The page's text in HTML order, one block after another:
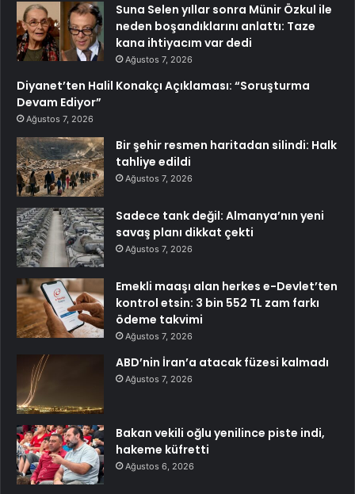
Suna Selen yıllar sonra Münir Özkul ile
neden boşandıklarını anlattı: Taze
kana ihtiyacım var dedi
Ağustos 7, 2026
Diyanet’ten Halil Konakçı Açıklaması: “Soruşturma
Devam Ediyor”
Ağustos 7, 2026
Bir şehir resmen haritadan silindi: Halk
tahliye edildi
Ağustos 7, 2026
Sadece tank değil: Almanya’nın yeni
savaş planı dikkat çekti
Ağustos 7, 2026
Emekli maaşı alan herkes e-Devlet’ten
kontrol etsin: 3 bin 552 TL zam farkı
ödeme takvimi
Ağustos 7, 2026
ABD’nin İran’a atacak füzesi kalmadı
Ağustos 7, 2026
Bakan vekili oğlu yenilince piste indi,
hakeme küfretti
Ağustos 6, 2026